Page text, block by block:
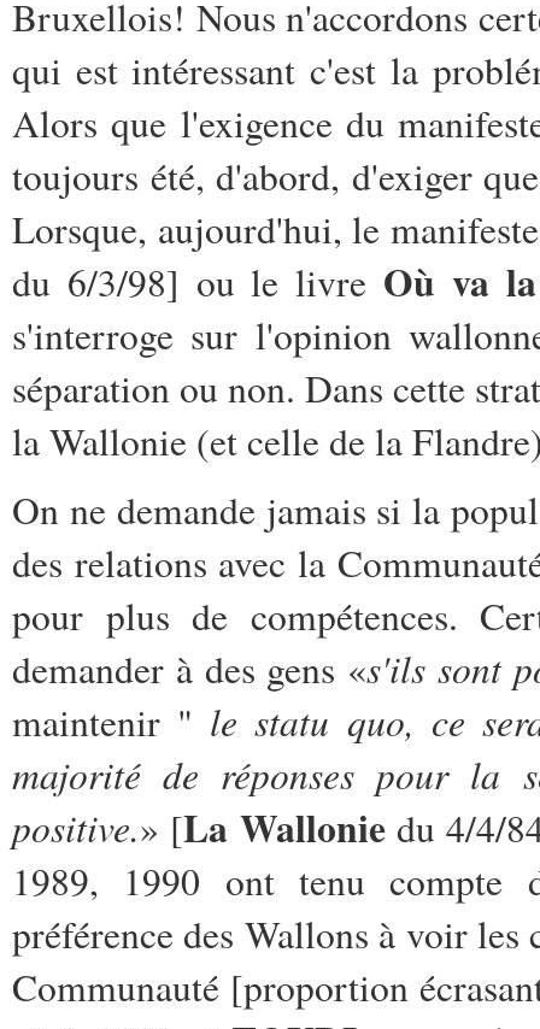
Bruxellois! Nous n'accordons
qui est intéressant c'est la
Alors que l'exigence du
toujours été, d'abord, d'exiger
Lorsque, aujourd'hui, le
du 6/3/98] ou le livre Où va
s'interroge sur l'opinion
séparation ou non. Dans cette
la Wallonie (et celle de la
On ne demande jamais si la
des relations avec la
pour plus de compétences.
demander à des gens «s'ils sont
maintenir " le statu quo, ce
majorité de réponses pour la
positive.» [La Walloniedu 4/4/
1989, 1990 ont tenu compte
préférence des Wallons à voir les
Communauté [proportion